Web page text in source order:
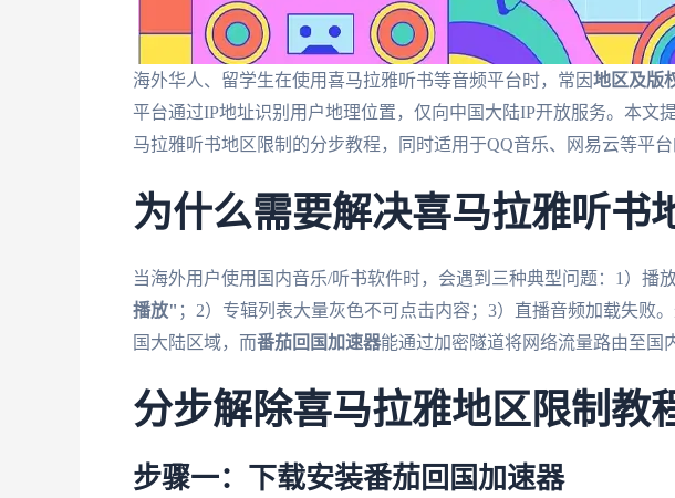
海外华人、留学生在使用喜马拉雅听书等音频平台时，常因地区及版
平台通过IP地址识别用户地理位置，仅向中国大陆IP开放服务。本文
马拉雅听书地区限制的分步教程，同时适用于QQ音乐、网易云等平台
为什么需要解决喜马拉雅听书
当海外用户使用国内音乐/听书软件时，会遇到三种典型问题：1）播
播放" ；2）专辑列表大量灰色不可点击内容；3）直播音频加载失败
国大陆区域，而番茄回国加速器能通过加密隧道将网络流量路由至国
分步解除喜马拉雅地区限制教
步骤一：下载安装番茄回国加速器